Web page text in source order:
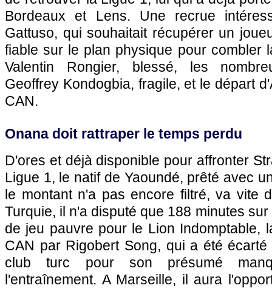
Bordeaux et Lens. Une recrue
Gattuso, qui souhaitait récupérer un
fiable sur le plan physique pour combler
Valentin Rongier, blessé, les
Geoffrey Kondogbia, fragile, et le départ
CAN.
Onana doit rattraper le temps perdu
D'ores et déjà disponible pour affronter
Ligue 1, le natif de Yaoundé, prêté avec
le montant n'a pas encore filtré, va vite
Turquie, il n'a disputé que 188 minutes
de jeu pauvre pour le Lion Indomptable,
CAN par Rigobert Song, qui a été
club turc pour son présumé
l'entraînement. A Marseille, il aura